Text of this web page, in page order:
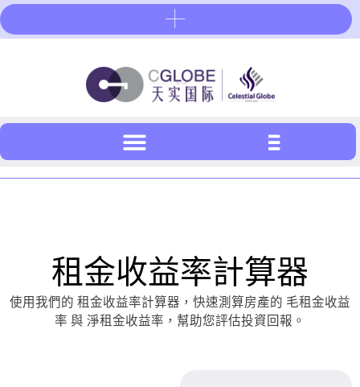
Skip
to
租金收益率計算器
使用我們的 租金收益率計算器，快速測算房產的 毛租金收益
率 與 淨租金收益率，幫助您評估投資回報。